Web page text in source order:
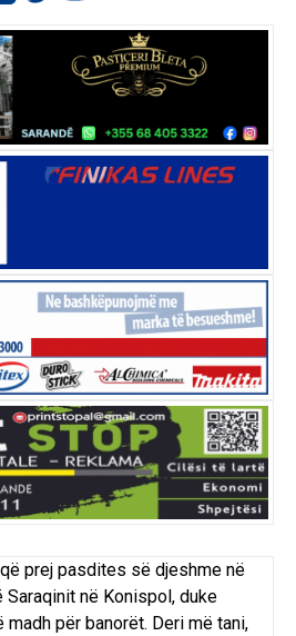
prej pasdites së djeshme në
në Konispol, duke
për banorët. Deri më tani,